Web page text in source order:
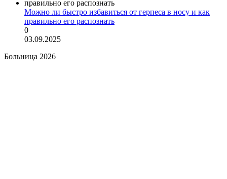
Можно ли быстро избавиться от герпеса в носу и как
правильно его распознать
0
03.09.2025
Больница 2026